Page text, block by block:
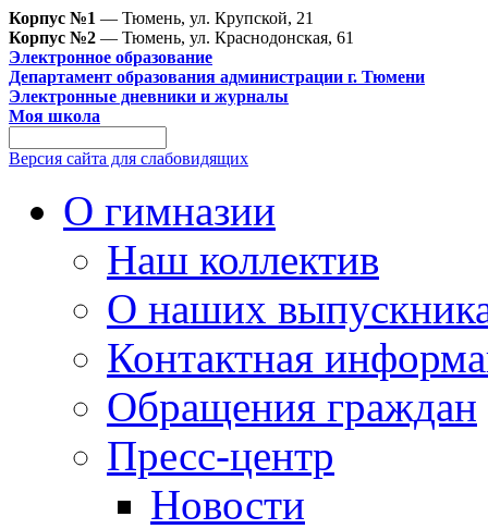
Корпус №1 — Тюмень, ул. Крупской, 21
Корпус №2 — Тюмень, ул. Краснодонская, 61
Электронное образование
Департамент образования администрации г. Тюмени
Электронные дневники и журналы
Моя школа
Версия сайта для слабовидящих
О гимназии
Наш коллектив
О наших
Контактная
Обращения граждан
Пресс-центр
Новости